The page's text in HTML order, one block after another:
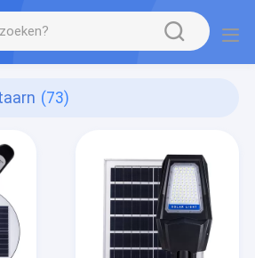
(73)